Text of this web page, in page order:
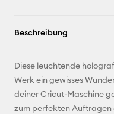
Beschreibung
Diese leuchtende
Werk ein gewisses
deiner Cricut-Maschine
zum perfekten Auftragen